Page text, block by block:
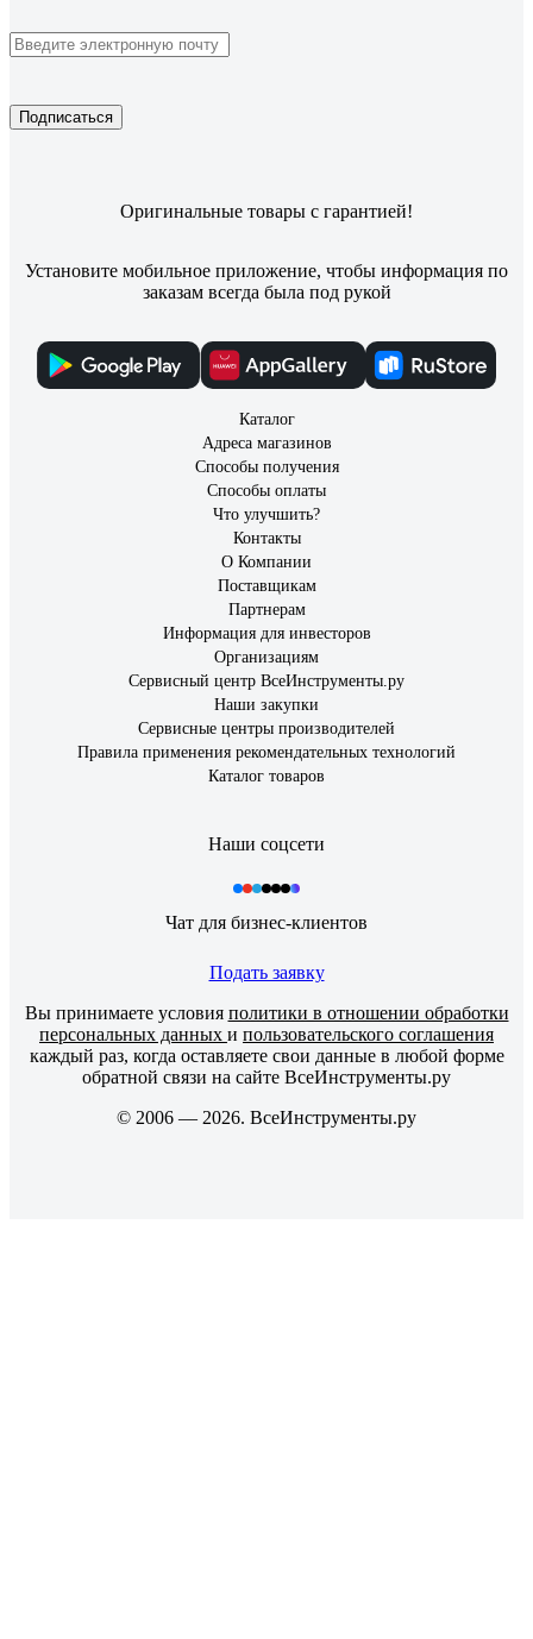
Подписаться
Оригинальные товары с гарантией!
Установите мобильное приложение, чтобы информация по
заказам всегда была под рукой
Каталог
Адреса магазинов
Способы получения
Способы оплаты
Что улучшить?
Контакты
О Компании
Поставщикам
Партнерам
Информация для инвесторов
Организациям
Сервисный центр ВсеИнструменты.ру
Наши закупки
Сервисные центры производителей
Правила применения рекомендательных технологий
Каталог товаров
Наши соцсети
Чат для бизнес-клиентов
Подать заявку
Вы принимаете условия политики в отношении обработки
персональных данных и пользовательского соглашения
каждый раз, когда оставляете свои данные в любой форме
обратной связи на сайте ВсеИнструменты.ру
© 2006 — 2026. ВсеИнструменты.ру